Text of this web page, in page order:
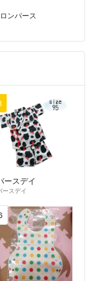
ロンパース
ースデイ
ースデイ